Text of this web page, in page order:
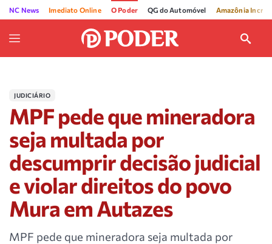
NC News Imediato Online O Poder QG do Automóvel Amazônia
JUDICIÁRIO
MPF pede que mineradora
seja multada por
descumprir decisão judicial
e violar direitos do povo
Mura em Autazes
MPF pede que mineradora seja multada por